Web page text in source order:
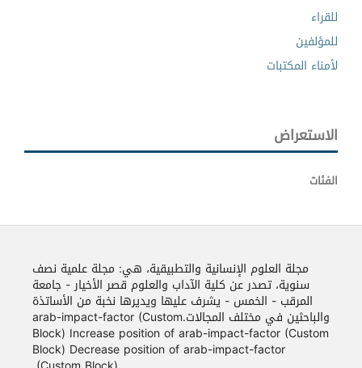
للقراء
للمؤلفين
لأمناء المكتبات
الاستعراض
الفئات
مجلة العلوم الإنسانية والتطبيقية، هي: مجلة علمية نصف
سنوية، تصدر عن كلية الآداب والعلوم قصر الأخيار - جامعة
المرقب - الخمس - يشرف عليها ويديرها نخبة من الأساتذة
والباحثين في مختلف المجالات.arab-impact-factor (Custom
Block) Increase position of arab-impact-factor (Custom
Block) Decrease position of arab-impact-factor